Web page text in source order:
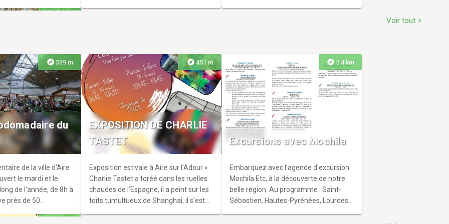
pour les initiés. Un practice couvert est
Portet
garanti ! Cette
immersion
bois de Lavielle. Avec
chênes et
ondule dans
La marche croise
anciennes
galets,
Voir tout chevron_right
explore 339 m
du
de la ville d'Aire
le mardi et le
de l'année, de 8h à
près de 50
explore451 m
EXPOSITION DE CHARLIE
TASTET
Exposition estivale à Aire sur l’Adour «
Charlie Tastet a toréé dans les ruelles
chaudes de l’Espagne, il a peint sur les
toits tumultueux de Shanghai, il s’est
explore 5.4 km
Excursions avec Mochila
Embarquez avec l'agende d'excursion
Mochila Etc, à la découverte de notre
belle région. Au programme : Saint-
Sébastien, Hautes-Pyrénées, Lourdes,